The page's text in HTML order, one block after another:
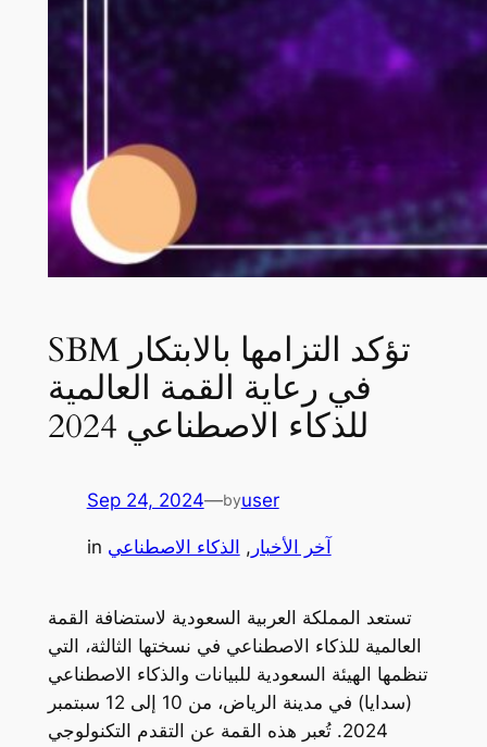
SBM تؤكد التزامها بالابتكار
في رعاية القمة العالمية
للذكاء الاصطناعي 2024
Sep 24, 2024—byuser
in آخر الأخبار , الذكاء الاصطناعي
تستعد المملكة العربية السعودية لاستضافة القمة
العالمية للذكاء الاصطناعي في نسختها الثالثة، التي
تنظمها الهيئة السعودية للبيانات والذكاء الاصطناعي
(سدايا) في مدينة الرياض، من 10 إلى 12 سبتمبر
2024. تُعبر هذه القمة عن التقدم التكنولوجي